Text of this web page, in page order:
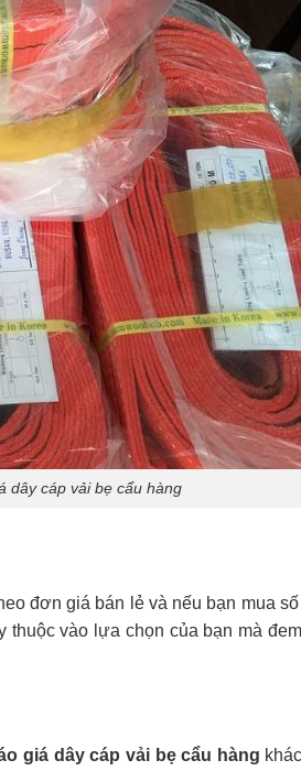
dây cáp vải bẹ cẩu hàng
đơn giá bán lẻ và nếu bạn mua
thuộc vào lựa chọn của bạn mà
giá dây cáp vải bẹ cẩu hàng